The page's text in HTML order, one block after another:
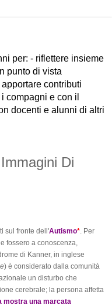
per: - riflettere insieme
punto di vista
contributi
compagni e con il
docenti e alunni di altri
Di
sul fronte dell'Autismo* . Per
fossero a conoscenza,
di Kanner, in inglese
) è considerato dalla comunità
un disturbo che
cerebrale; la persona affetta
mostra una marcata